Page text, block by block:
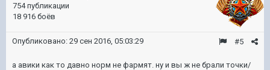
754 публикации
18 916 боёв
#5
Опубликовано: 29 сен 2016, 05:03:29
а авики как то давно норм не фармят. ну и вы ж не брали точки/